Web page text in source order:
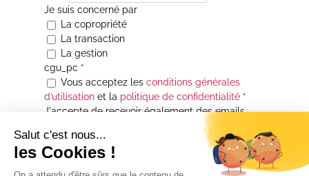
Je suis concerné par
La copropriété
La transaction
La gestion
cgu_pc *
Vous acceptez les conditions générales
d’utilisationet la politique de confidentialité*
J'accepte de recevoir également des emails
Je souhaite être informé(e) de toutes les
actualités immobilières des agences de la
Maison Atrium Gestion. À tout moment, vous
pourrez utiliser le lien de désabonnement